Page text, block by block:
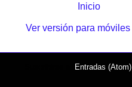
Inicio
Ver versión para móviles
Entradas (Atom)